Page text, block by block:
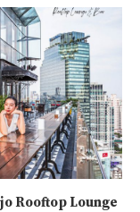
Rooftop Lounge